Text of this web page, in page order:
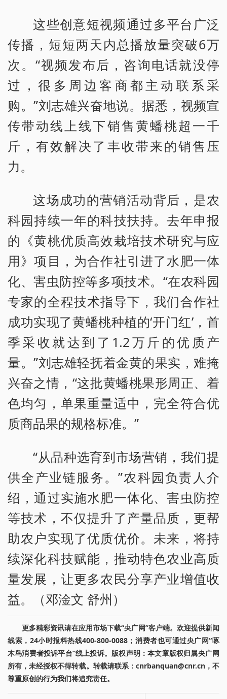
这些创意短视频通过多平台广泛
传播，短短两天内总播放量突破6万
次。“视频发布后，咨询电话就没停
过，很多周边客商都主动联系采
购。”刘志雄兴奋地说。据悉，视频宣
传带动线上线下销售黄蟠桃超一千
斤，有效解决了丰收带来的销售压
力。
这场成功的营销活动背后，是农
科园持续一年的科技扶持。去年申报
的《黄桃优质高效栽培技术研究与应
用》项目，为合作社引进了水肥一体
化、害虫防控等多项技术。“在农科园
专家的全程技术指导下，我们合作社
成功实现了黄蟠桃种植的‘开门红’，首
季采收就达到了1.2万斤的优质产
量。”刘志雄轻抚着金黄的果实，难掩
兴奋之情，“这批黄蟠桃果形周正、着
色均匀，单果重量适中，完全符合优
质商品果的规格标准。”
“从品种选育到市场营销，我们提
供全产业链服务。”农科园负责人介
绍，通过实施水肥一体化、害虫防控
等技术，不仅提升了产量品质，更帮
助农户实现了优质优价。未来，将持
续深化科技赋能，推动特色农业高质
量发展，让更多农民分享产业增值收
益。（邓淦文 舒州）
更多精彩资讯请在应用市场下载“央广网”客户端。欢迎提供新闻
线索，24小时报料热线400-800-0088；消费者也可通过央广网“啄
木鸟消费者投诉平台”线上投诉。版权声明：本文章版权归属央广网
所有，未经授权不得转载。转载请联系：cnrbanquan@cnr.cn，不
尊重原创的行为我们将追究责任。